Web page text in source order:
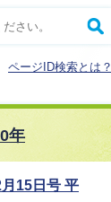
ページID検索とは？
年
15日号 平